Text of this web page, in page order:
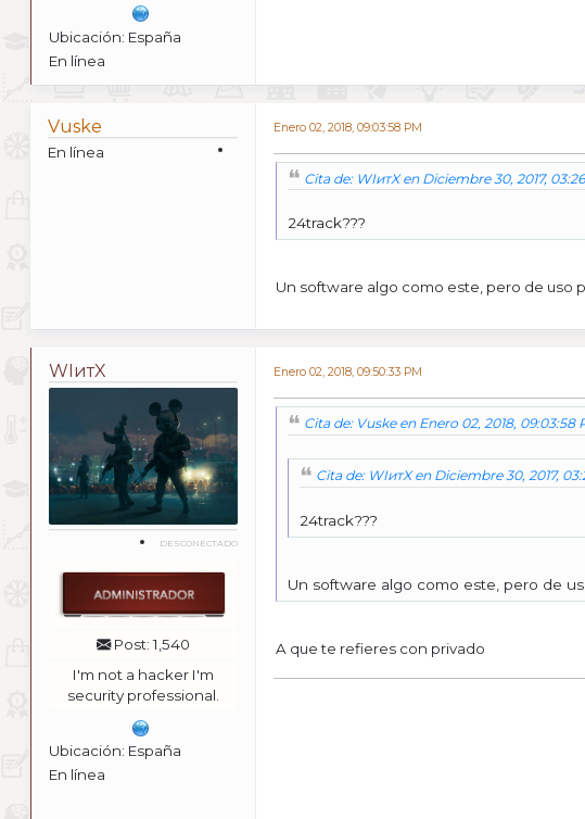
Ubicación: España
En línea
Vuske
En línea
Enero 02, 2018, 09:03:58 PM
Cita de: WIитX en Diciembre 30, 2017,
24track???
Un software algo como este, pero de uso
WIитX
DESCONECTADO
Post: 1,540
I'm not a hacker I'm
security professional.
Ubicación: España
En línea
Enero 02, 2018, 09:50:33 PM
Cita de: Vuske en Enero 02, 2018, 09:03:58
Cita de: WIитX en Diciembre 30, 2017,
24track???
Un software algo como este, pero de
A que te refieres con privado